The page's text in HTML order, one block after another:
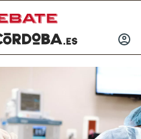
INICIAR